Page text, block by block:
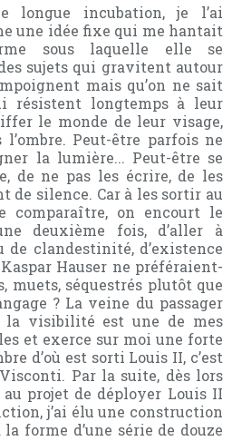
longue incubation, je l’ai
une idée fixe qui me hantait
sous laquelle elle se
sujets qui gravitent autour
mais qu’on ne sait
résistent longtemps à leur
le monde de leur visage,
Peut-être parfois ne
la lumière... Peut-être se
de ne pas les écrire, de les
de silence. Car à les sortir au
comparaître, on encourt le
deuxième fois, d’aller à
clandestinité, d’existence
Hauser ne préféraient-
muets, séquestrés plutôt que
? La veine du passager
la visibilité est une de mes
et exerce sur moi une forte
d’où est sorti Louis II, c’est
Par la suite, dès lors
projet de déployer Louis II
j’ai élu une construction
forme d’une série de douze